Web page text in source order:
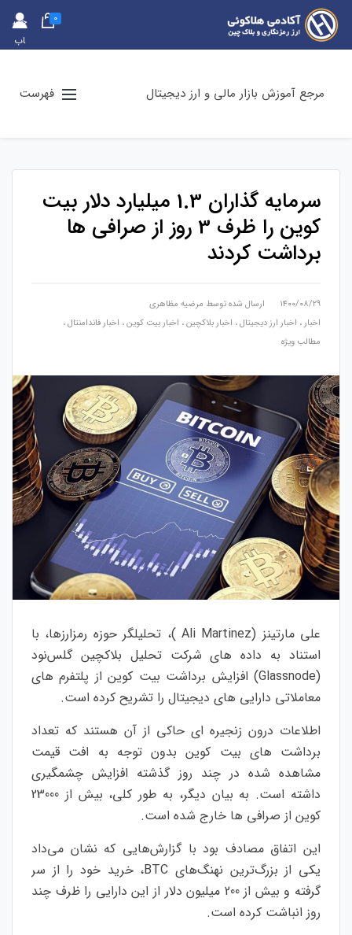
حس
اب
0
مرجع آموزش بازار مالی و ارز دیجیتال فهرست
سرمایه گذاران 1.3 میلیارد دلار بیت
کوین را ظرف 3 روز از صرافی ها
برداشت کردند
۱۴۰۰/۰۸/۲۹ ارسال شده توسط مرضیه مظاهری
اخبار ، اخبار ارز دیجیتال، اخبار بلاکچین، اخبار بیت کوین، اخبار فاندامنتال،
مطالب ویژه
علی مارتینز (Ali Martinez )، تحلیلگر حوزه رمزارزها، با
استناد به داده های شرکت تحلیل بلاکچین گلس‌نود
(Glassnode) افزایش برداشت بیت کوین از پلتفرم های
معاملاتی دارایی های دیجیتال را تشریح کرده است.
اطلاعات درون زنجیره ای حاکی از آن هستند که تعداد
برداشت های بیت کوین بدون توجه به افت قیمت
مشاهده شده در چند روز گذشته افزایش چشمگیری
داشته است. به بیان دیگر، به طور کلی، بیش از 23000
کوین از صرافی ها خارج شده است.
این اتفاق مصادف بود با گزارش‌هایی که نشان می‌داد
یکی از بزرگ‌ترین نهنگ‌های BTC، خرید خود را از سر
گرفته و بیش از 200 میلیون دلار از این دارایی را ظرف چند
روز انباشت کرده است.